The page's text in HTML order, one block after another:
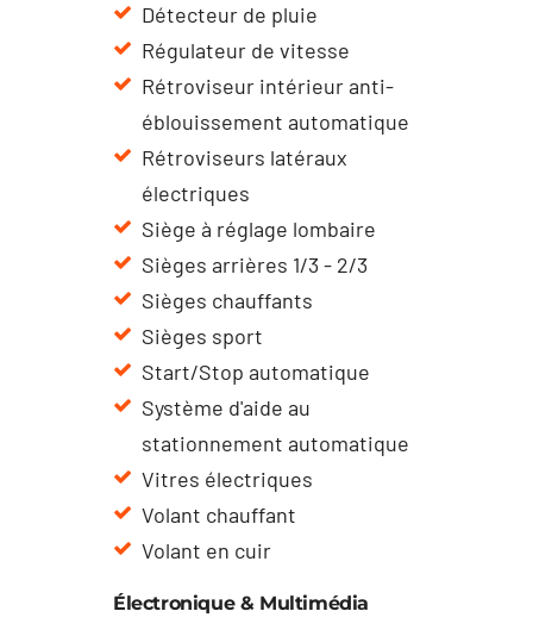
Détecteur de pluie
Régulateur de vitesse
Rétroviseur intérieur anti-
éblouissement automatique
Rétroviseurs latéraux
électriques
Siège à réglage lombaire
Sièges arrières 1/3 - 2/3
Sièges chauffants
Sièges sport
Start/Stop automatique
Système d'aide au
stationnement automatique
Vitres électriques
Volant chauffant
Volant en cuir
Électronique & Multimédia